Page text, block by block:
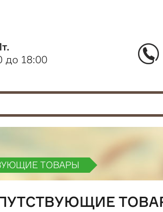
до 18:00
ТОВАРЫ